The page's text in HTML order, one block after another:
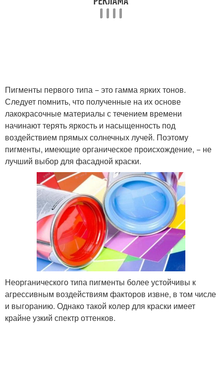
Пигменты первого типа − это гамма ярких тонов.
Следует помнить, что полученные на их основе
лакокрасочные материалы с течением времени
начинают терять яркость и насыщенность под
воздействием прямых солнечных лучей. Поэтому
пигменты, имеющие органическое происхождение, − не
лучший выбор для фасадной краски.
Неорганического типа пигменты более устойчивы к
агрессивным воздействиям факторов извне, в том числе
и выгоранию. Однако такой колер для краски имеет
крайне узкий спектр оттенков.